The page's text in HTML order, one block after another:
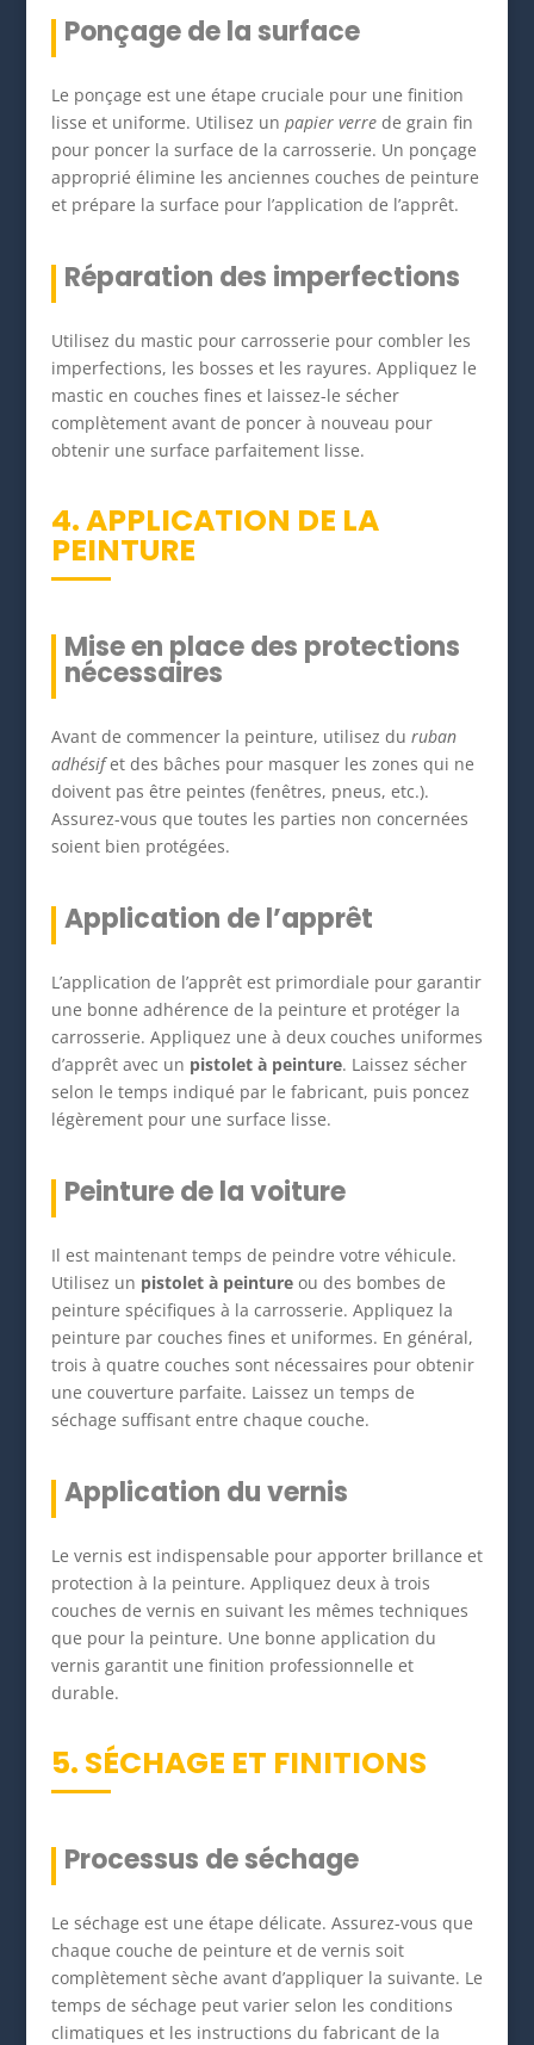
Ponçage de la surface
Le ponçage est une étape cruciale pour une finition
lisse et uniforme. Utilisez un papier verrede grain fin
pour poncer la surface de la carrosserie. Un ponçage
approprié élimine les anciennes couches de peinture
et prépare la surface pour l’application de l’apprêt.
Réparation des imperfections
Utilisez du mastic pour carrosserie pour combler les
imperfections, les bosses et les rayures. Appliquez le
mastic en couches fines et laissez-le sécher
complètement avant de poncer à nouveau pour
obtenir une surface parfaitement lisse.
4. APPLICATION DE LA
PEINTURE
Mise en place des protections
nécessaires
Avant de commencer la peinture, utilisez du ruban
adhésifet des bâches pour masquer les zones qui ne
doivent pas être peintes (fenêtres, pneus, etc.).
Assurez-vous que toutes les parties non concernées
soient bien protégées.
Application de l’apprêt
L’application de l’apprêt est primordiale pour garantir
une bonne adhérence de la peinture et protéger la
carrosserie. Appliquez une à deux couches uniformes
d’apprêt avec un pistolet à peinture. Laissez sécher
selon le temps indiqué par le fabricant, puis poncez
légèrement pour une surface lisse.
Peinture de la voiture
Il est maintenant temps de peindre votre véhicule.
Utilisez un pistolet à peintureou des bombes de
peinture spécifiques à la carrosserie. Appliquez la
peinture par couches fines et uniformes. En général,
trois à quatre couches sont nécessaires pour obtenir
une couverture parfaite. Laissez un temps de
séchage suffisant entre chaque couche.
Application du vernis
Le vernis est indispensable pour apporter brillance et
protection à la peinture. Appliquez deux à trois
couches de vernis en suivant les mêmes techniques
que pour la peinture. Une bonne application du
vernis garantit une finition professionnelle et
durable.
5. SÉCHAGE ET FINITIONS
Processus de séchage
Le séchage est une étape délicate. Assurez-vous que
chaque couche de peinture et de vernis soit
complètement sèche avant d’appliquer la suivante. Le
temps de séchage peut varier selon les conditions
climatiques et les instructions du fabricant de la